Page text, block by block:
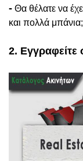
- Θα θέλατε να
και πολλά μπάνια;
2. Εγγραφείτε